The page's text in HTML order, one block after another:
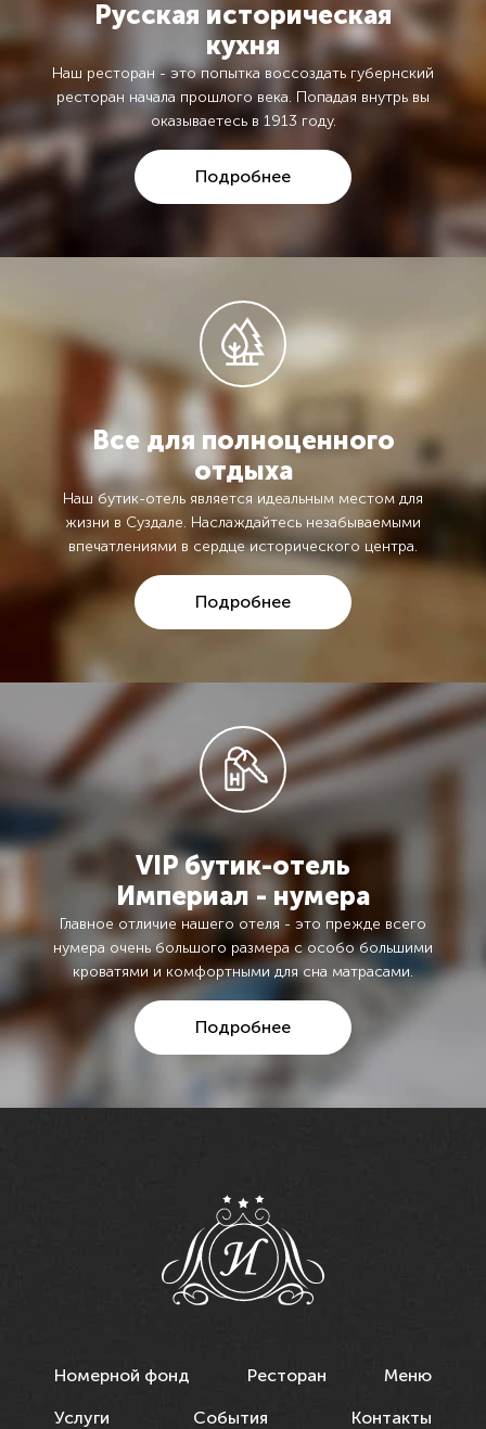
Русская историческая
кухня
Наш ресторан - это попытка воссоздать губернский
ресторан начала прошлого века. Попадая внутрь вы
оказываетесь в 1913 году.
Подробнее
Все для полноценного
отдыха
Наш бутик-отель является идеальным местом для
жизни в Суздале. Наслаждайтесь незабываемыми
впечатлениями в сердце исторического центра.
Подробнее
VIP бутик-отель
Империал - нумера
Главное отличие нашего отеля - это прежде всего
нумера очень большого размера с особо большими
кроватями и комфортными для сна матрасами.
Подробнее
Номерной фонд Ресторан Меню
Услуги События Контакты